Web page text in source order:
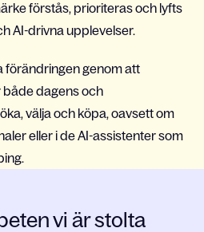
förstås, prioriteras och lyfts
AI-drivna upplevelser.
förändringen genom att
dagens och
välja och köpa, oavsett om
eller i de AI-assistenter som
vi är stolta